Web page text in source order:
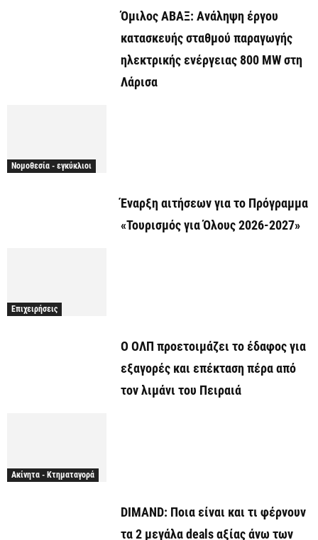
Όμιλος ΑΒΑΞ: Ανάληψη έργου
κατασκευής σταθμού παραγωγής
ηλεκτρικής ενέργειας 800 ΜW στη
Λάρισα
Νομοθεσία - εγκύκλιοι
Έναρξη αιτήσεων για το Πρόγραμμα
«Τουρισμός για Όλους 2026-2027»
Επιχειρήσεις
O ΟΛΠ προετοιμάζει το έδαφος για
εξαγορές και επέκταση πέρα από
τον λιμάνι του Πειραιά
Ακίνητα - Κτηματαγορά
DIMAND: Ποια είναι και τι φέρνουν
τα 2 μεγάλα deals αξίας άνω των